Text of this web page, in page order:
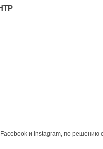
и Instagram, по решению